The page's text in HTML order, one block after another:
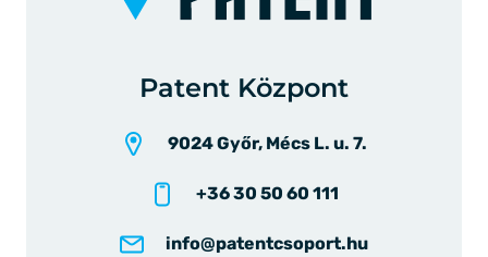
Patent Központ
9024 Győr, Mécs L. u. 7.
+36 30 50 60 111
info@patentcsoport.hu